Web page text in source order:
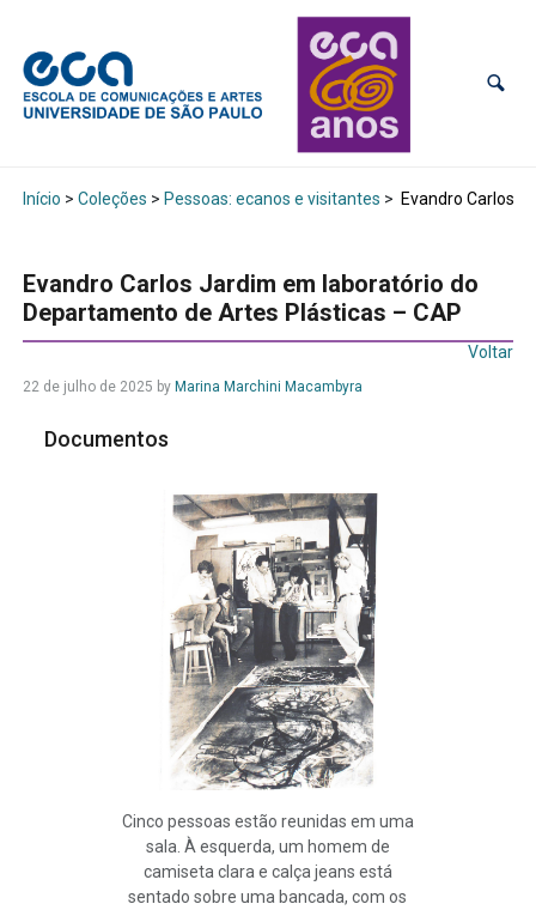
Início > Coleções > Pessoas: ecanos e visitantes > Evandro Carlos
Evandro Carlos Jardim em laboratório do
Departamento de Artes Plásticas – CAP
Voltar
22 de julho de 2025 by Marina Marchini Macambyra
Documentos
Cinco pessoas estão reunidas em uma
sala. À esquerda, um homem de
camiseta clara e calça jeans está
sentado sobre uma bancada, com os